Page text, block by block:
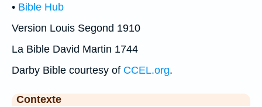
• Bible Hub
Version Louis Segond 1910
La Bible David Martin 1744
Darby Bible courtesy of CCEL.org.
Contexte